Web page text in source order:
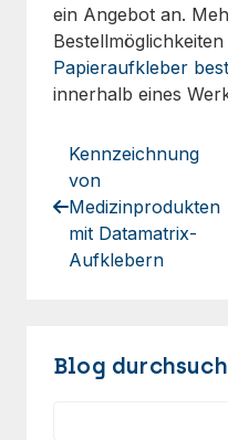
ein Angebot an.
Papieraufkleber
innerhalb eines
Kennzeichnung
von
Medizinprodukten
mit Datamatrix-
Aufklebern
Blog